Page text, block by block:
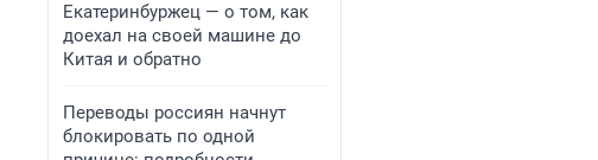
Екатеринбуржец — о том, как
доехал на своей машине до
Китая и обратно
Переводы россиян начнут
блокировать по одной